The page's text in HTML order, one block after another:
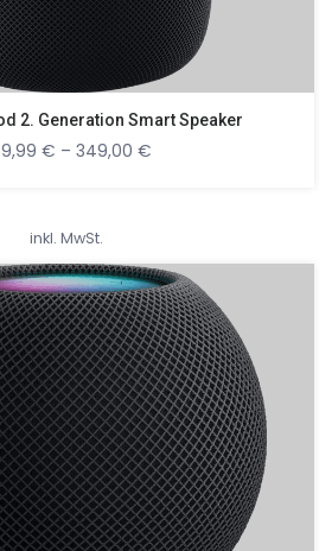
2. Generation Smart Speaker
€ – 349,00 €
inkl. MwSt.